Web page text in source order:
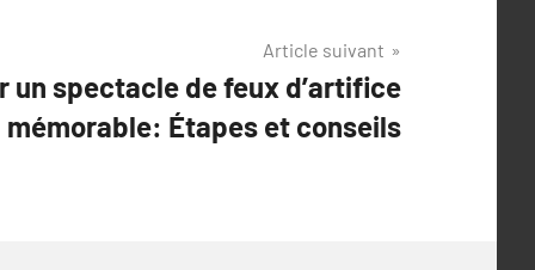
Article suivant
un spectacle de feux d’artifice
mémorable: Étapes et conseils